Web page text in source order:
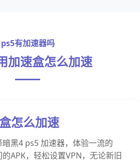
ps5有加速器吗
加速盒怎么加速
怎么加速
黑4 ps5 加速器，体验一流的
APK，轻松设置VPN，无论新旧